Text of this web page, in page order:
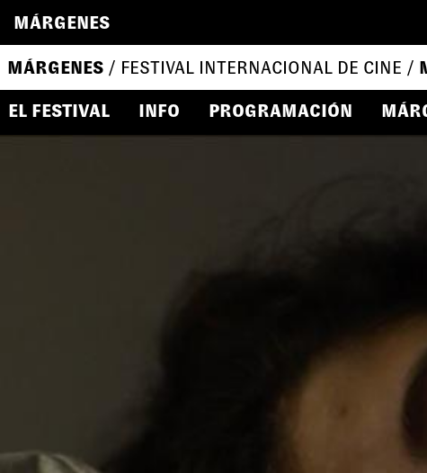
MÁRGENES
MÁRGENES / FESTIVAL INTERNACIONAL DE CINE /
EL FESTIVAL INFO PROGRAMACIÓN